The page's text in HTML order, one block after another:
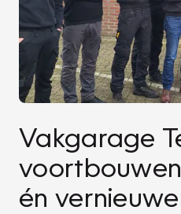
Vakgarage
én